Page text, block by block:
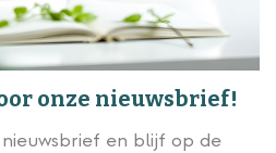
onze nieuwsbrief!
en blijf op de